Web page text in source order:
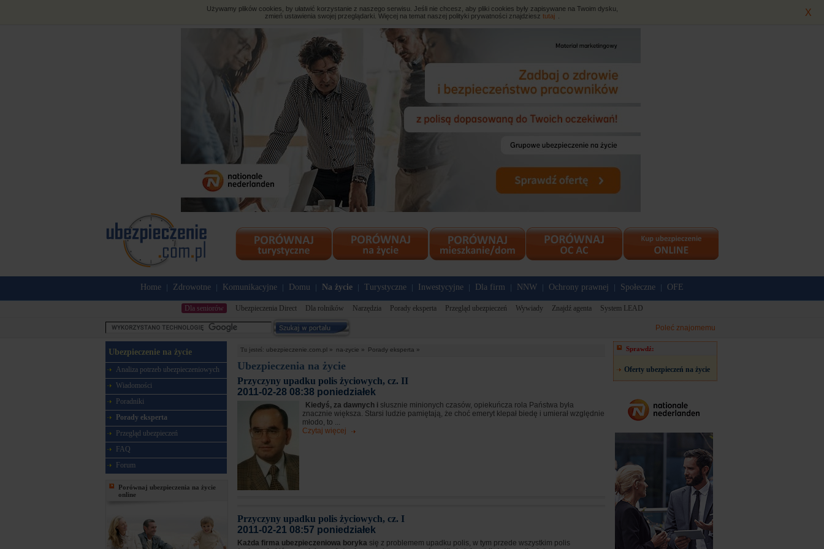
X
Używamy plików cookies, by ułatwić korzystanie z naszego serwisu. Jeśli nie chcesz, aby pliki cookies były zapisywane na Twoim dysku,
zmień ustawienia swojej przeglądarki. Więcej na temat naszej polityki prywatności znajdziesz tutaj
Home Zdrowotne Komunikacyjne Domu Na życie Turystyczne Inwestycyjne Dla firm NNW Ochrony prawnej Społeczne OFE
Dla seniorów Ubezpieczenia Direct Dla rolników Narzędzia Porady eksperta Przegląd ubezpieczeń Wywiady Znajdź agenta System LEAD
Poleć znajomemu
Ubezpieczenie na życie
Analiza potrzeb ubezpieczeniowych
Wiadomości
Poradniki
Porady eksperta
Przegląd ubezpieczeń
FAQ
Forum
Porównaj ubezpieczenia na życie
online
Tu jesteś: ubezpieczenie.com.pl » na-zycie » Porady eksperta »
Ubezpieczenia na życie
Przyczyny upadku polis życiowych, cz. II
2011-02-28 08:38 poniedziałek
Kiedyś, za dawnych i słusznie minionych czasów, opiekuńcza rola Państwa była
znacznie większa. Starsi ludzie pamiętają, że choć emeryt klepał biedę i umierał względnie
młodo, to ...
Czytaj więcej
Przyczyny upadku polis życiowych, cz. I
2011-02-21 08:57 poniedziałek
Każda firma ubezpieczeniowa boryka się z problemem upadku polis, w tym przede wszystkim polis
Sprawdź:
Oferty ubezpieczeń na życie